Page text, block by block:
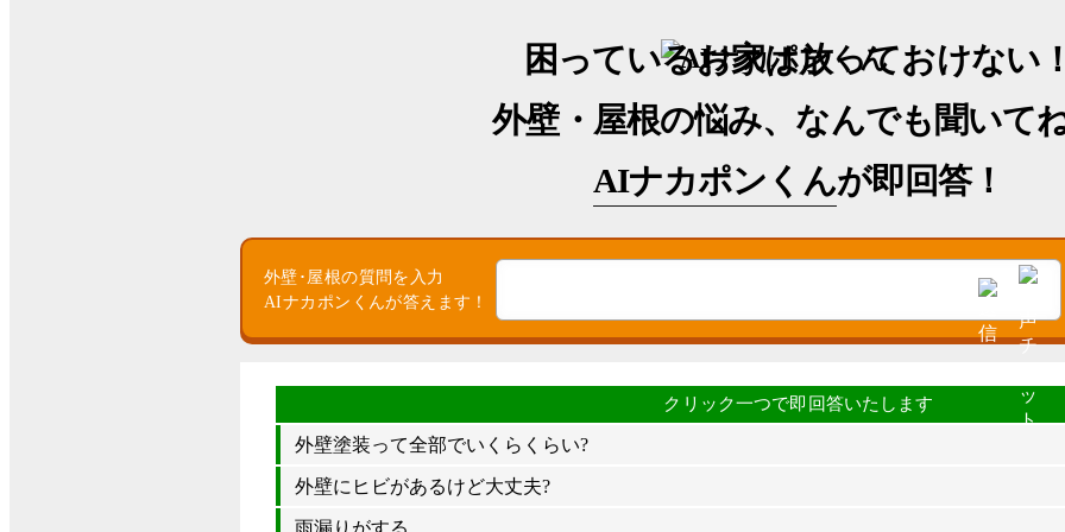
困っているお家は放っておけない
外壁・屋根の悩み、なんでも聞いて
AIナカポンくんが即回答！
外壁･屋根の質問を入力
AIナカポンくんが答えます！
外壁塗装って全部でいくらくらい?
外壁にヒビがあるけど大丈夫?
雨漏りがする